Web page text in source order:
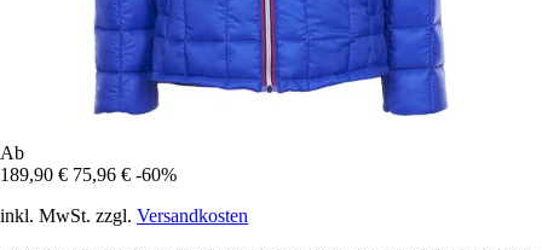
Ab
189,90 € 75,96 € -60%
inkl. MwSt. zzgl. Versandkosten